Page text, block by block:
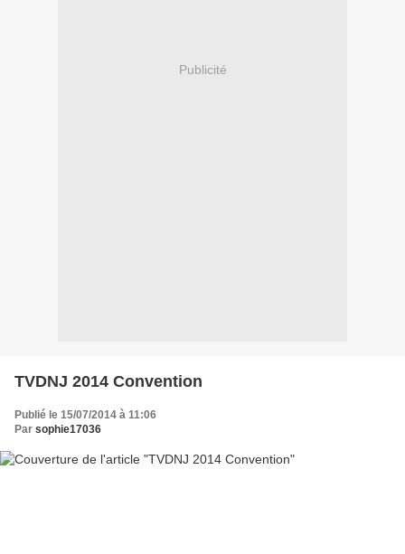
Publicité
TVDNJ 2014 Convention
Publié le 15/07/2014 à 11:06
Par sophie17036